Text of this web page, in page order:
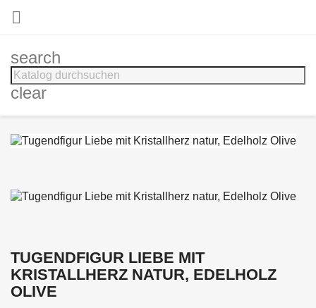

search
clear
TUGENDFIGUR LIEBE MIT
KRISTALLHERZ NATUR, EDELHOLZ
OLIVE